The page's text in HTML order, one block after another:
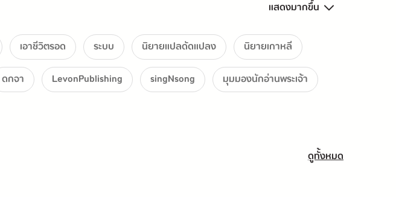
แสดงมากขึ้น
เอาชีวิตรอด ระบบ นิยายแปลดัดแปลง
นิยายเกาหลี
ดกจา LevonPublishing singNsong
มุมมองนักอ่านพระเจ้า
ดูทั้งหมด